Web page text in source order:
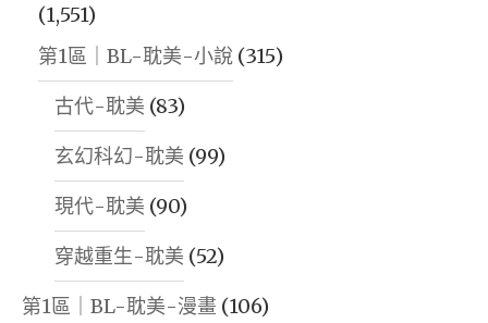
(1,551)
第1區｜BL-耽美-小說 (315)
古代-耽美 (83)
玄幻科幻-耽美 (99)
現代-耽美 (90)
穿越重生-耽美 (52)
第1區｜BL-耽美-漫畫 (106)